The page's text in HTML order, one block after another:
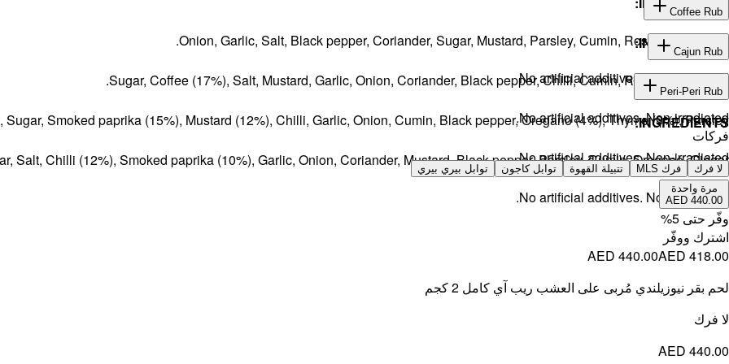
Onion, Garlic, Salt, Black pepper, Coriander, Sugar, Mustard, Parsley, Cumin, Rosemary, Thyme.
No artificial additives. Non-irradiated
Coffee Rub
INGREDIENTS:
Sugar, Coffee (17%), Salt, Mustard, Garlic, Onion, Coriander, Black pepper, Chilli, Cumin, Rosemary, Thyme.
No artificial additives. Non-irradiated.
Cajun Rub
INGREDIENTS:
Sugar, Smoked paprika (15%), Mustard (12%), Chilli, Garlic, Onion, Cumin, Black pepper, Oregano (4%), Thyme (3%), Parsley.
No artificial additives. Non-irradiated.
Peri-Peri Rub
INGREDIENTS:
Salt, Chilli (12%), Smoked paprika (10%), Garlic, Onion, Coriander, Mustard, Black pepper, Parsley, Cumin, Oregano, Ginger.
No artificial additives. Non-irradiated.
فركات
لا فرك فرك MLS تتبيلة القهوة توابل كاجون
توابل بيري بيري
مرة واحدة
AED 440.00
وفّر حتى 5
%
اشترك ووفّر
AED 440.00AED 418.00
لحم بقر نيوزيلندي مُربى على العشب ريب آي كامل 2 كجم
لا فرك
AED 440.00